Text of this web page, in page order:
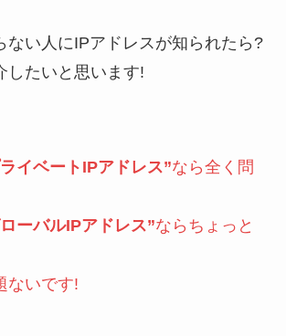
ない人にIPアドレスが知られたら?
したいと思います!
イベートIPアドレス”なら全く問
ーバルIPアドレス”ならちょっと
ないです!